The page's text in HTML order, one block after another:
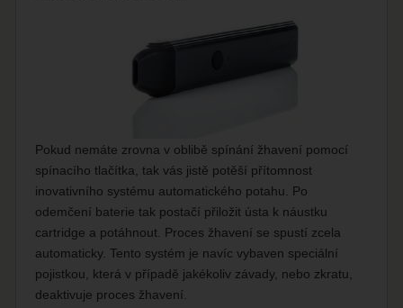
Pokud nemáte zrovna v oblibě spínání žhavení pomocí
spínacího tlačítka, tak vás jistě potěší přítomnost
inovativního systému automatického potahu. Po
odemčení baterie tak postačí přiložit ústa k náustku
cartridge a potáhnout. Proces žhavení se spustí zcela
automaticky. Tento systém je navíc vybaven speciální
pojistkou, která v případě jakékoliv závady, nebo zkratu,
deaktivuje proces žhavení.